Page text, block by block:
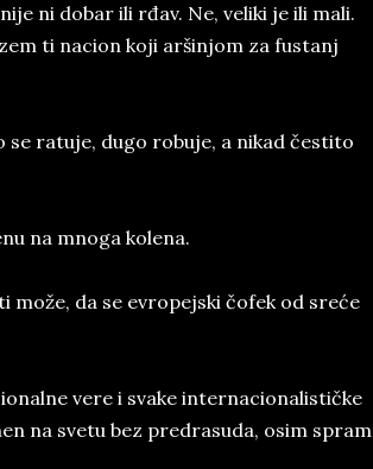
ni dobar ili rđav. Ne, veliki je ili mali.
ti nacion koji aršinjom za fustanj
se ratuje, dugo robuje, a nikad čestito
na mnoga kolena.
može, da se evropejski čofek od sreće
vere i svake internacionalističke
na svetu bez predrasuda, osim spram